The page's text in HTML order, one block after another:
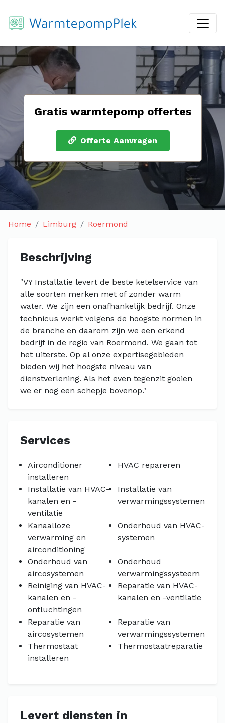
Gratis warmtepomp offertes
Offerte Aanvragen
Home Limburg Roermond
Beschrijving
"VY Installatie levert de beste ketelservice van
alle soorten merken met of zonder warm
water. We zijn een onafhankelijk bedrijf. Onze
technicus werkt volgens de hoogste normen in
de branche en daarom zijn we een erkend
bedrijf in de regio van Roermond. We gaan tot
het uiterste. Op al onze expertisegebieden
bieden wij het hoogste niveau van
dienstverlening. Als het even tegenzit gooien
we er nog een schepje bovenop."
Services
Airconditioner
installeren
HVAC repareren
Installatie van HVAC-
kanalen en -
ventilatie
Installatie van
verwarmingssystemen
Kanaalloze
verwarming en
airconditioning
Onderhoud van HVAC-
systemen
Onderhoud van
aircosystemen
Onderhoud
verwarmingssysteem
Reiniging van HVAC-
kanalen en -
ontluchtingen
Reparatie van HVAC-
kanalen en -ventilatie
Reparatie van
aircosystemen
Reparatie van
verwarmingssystemen
Thermostaat
installeren
Thermostaatreparatie
Levert diensten in